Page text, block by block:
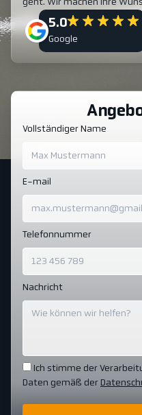
geht. Wir machen Ihre
5.0
Google
Vollständiger Name
E-mail
Telefonnummer
Nachricht
Ich stimme der
Daten gemäß der